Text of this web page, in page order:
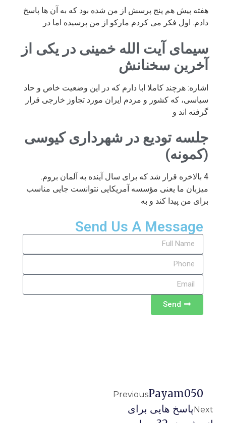
هفته پیش هم پنج پرسش از من شده بود که به آن ها پاسخ
دادم. اول فکر می کردم مارکو از من پرسیده اما در
سیمای آیت الله خمینی در یکی از
آخرین سخنانش
اشاره: هرچند کاملا ابا دارم که در این وضعیت خاص و حاد
سیاسی، که کشور و مردم ایران مورد تجاوز خارجی قرار
گرفته اند و
جلسه تودیع در شهرداری کیوسی
(کمونه)
4 بالاخره قرار شد که برای سال آینده به آلمان بروم.
میزبان ما یعنی مؤسسه آمریکایی نتوانست جایی مناسب
برای من پیدا کند و به
Send Us A Message
Send
PreviousPayam050
Nextپاسخ هایی برای